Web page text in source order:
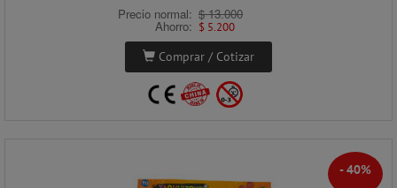
Precio normal: $ 13.000
Ahorro: $ 5.200
Comprar / Cotizar
- 40%